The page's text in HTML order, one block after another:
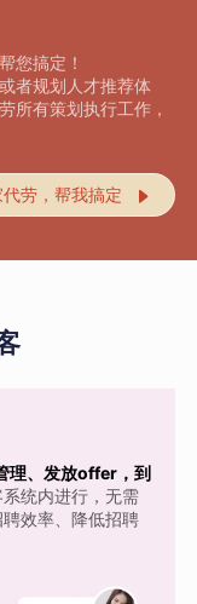
帮您搞定！
者规划人才推荐体
所有策划执行工作，
劳，帮我搞定 
理、发放offer，到
统内进行，无需
效率、降低招聘